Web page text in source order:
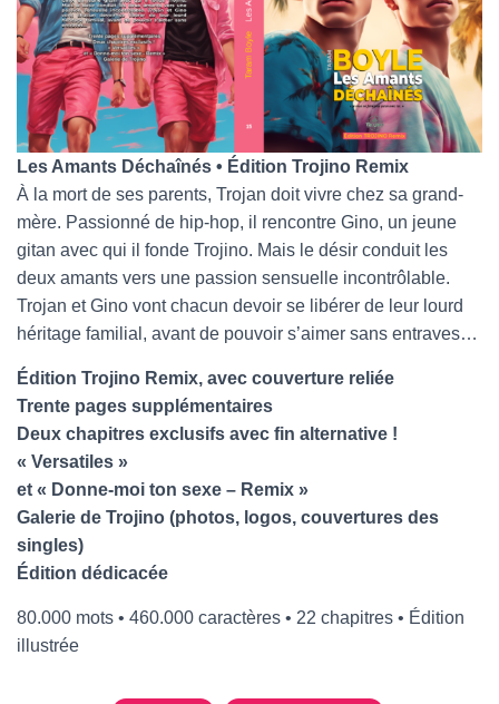
Les Amants Déchaînés • Édition Trojino Remix
À la mort de ses parents, Trojan doit vivre chez sa grand-
mère. Passionné de hip-hop, il rencontre Gino, un jeune
gitan avec qui il fonde Trojino. Mais le désir conduit les
deux amants vers une passion sensuelle incontrôlable.
Trojan et Gino vont chacun devoir se libérer de leur lourd
héritage familial, avant de pouvoir s’aimer sans entraves…
Édition Trojino Remix, avec couverture reliée
Trente pages supplémentaires
Deux chapitres exclusifs avec fin alternative !
« Versatiles »
et « Donne-moi ton sexe – Remix »
Galerie de Trojino (photos, logos, couvertures des
singles)
Édition dédicacée
80.000 mots • 460.000 caractères • 22 chapitres • Édition
illustrée